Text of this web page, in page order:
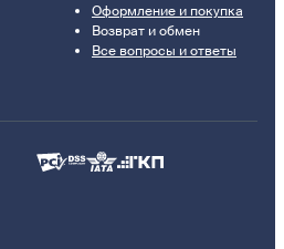
Оформление и покупка
Возврат и обмен
Все вопросы и ответы